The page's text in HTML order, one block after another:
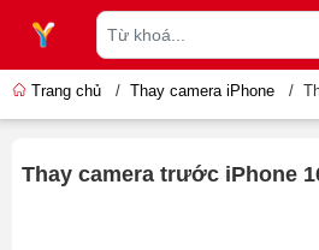
Trang chủ / Thay camera iPhone /
Thay camera trước iPhone